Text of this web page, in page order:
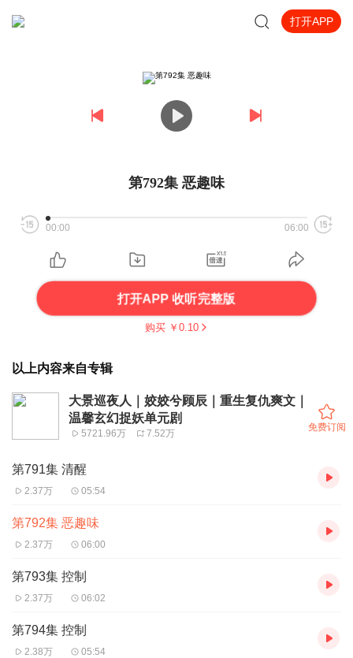
打开APP
第792集 恶趣味
00:00 06:00
打开APP 收听完整版
购买 ￥ 0.10
以上内容来自专辑
大景巡夜人｜姣姣兮顾辰｜重生复仇爽文｜
温馨玄幻捉妖单元剧
5721.96万 7.52万
免费订阅
第791集 清醒
2.37万 05:54
第792集 恶趣味
2.37万 06:00
第793集 控制
2.37万 06:02
第794集 控制
2.38万 05:54